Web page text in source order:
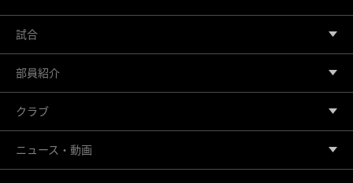
試合
部員紹介
クラブ
ニュース・動画